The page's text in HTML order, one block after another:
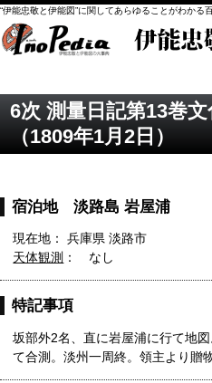
“伊能忠敬と伊能図”に関してあらゆることがわかる
6次 測量日記第13巻文
（1809年1月2日）
宿泊地 淡路島 岩屋浦
現在地： 兵庫県 淡路市
天体観測 ： なし
特記事項
坂部外2名、直に岩屋浦に行て地
て合測。淡州一周終。領主より贈